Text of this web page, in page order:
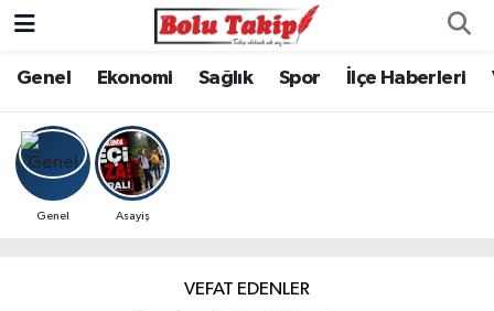
Genel Ekonomi Sağlık Spor İlçe Haberleri
Genel Asayiş
VEFAT EDENLER